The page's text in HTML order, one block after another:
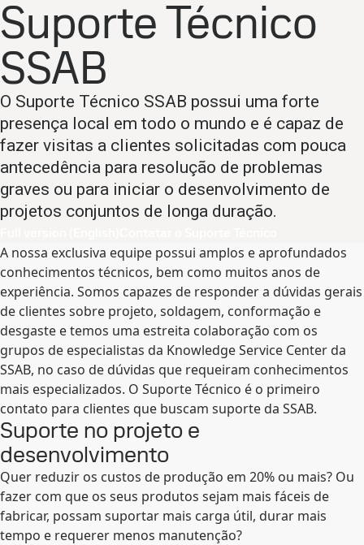
Suporte Técnico
SSAB
O Suporte Técnico SSAB possui uma forte
presença local em todo o mundo e é capaz de
fazer visitas a clientes solicitadas com pouca
antecedência para resolução de problemas
graves ou para iniciar o desenvolvimento de
projetos conjuntos de longa duração.
A nossa exclusiva equipe possui amplos e aprofundados
conhecimentos técnicos, bem como muitos anos de
experiência. Somos capazes de responder a dúvidas gerais
de clientes sobre projeto, soldagem, conformação e
desgaste e temos uma estreita colaboração com os
grupos de especialistas da Knowledge Service Center da
SSAB, no caso de dúvidas que requeiram conhecimentos
mais especializados. O Suporte Técnico é o primeiro
contato para clientes que buscam suporte da SSAB.
Suporte no projeto e
desenvolvimento
Quer reduzir os custos de produção em 20% ou mais? Ou
fazer com que os seus produtos sejam mais fáceis de
fabricar, possam suportar mais carga útil, durar mais
tempo e requerer menos manutenção?